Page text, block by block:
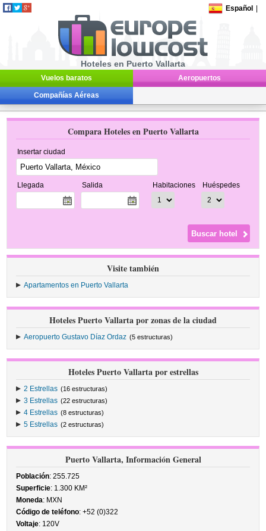
Español
Hoteles en Puerto Vallarta
Vuelos baratos Aeropuertos
Compañías Aéreas
Compara Hoteles en Puerto Vallarta
Insertar ciudad
Llegada Salida Habitaciones Huéspedes
Visite también
Apartamentos en Puerto Vallarta
Hoteles Puerto Vallarta por zonas de la ciudad
Aeropuerto Gustavo Díaz Ordaz (5 estructuras)
Hoteles Puerto Vallarta por estrellas
2 Estrellas (16 estructuras)
3 Estrellas (22 estructuras)
4 Estrellas (8 estructuras)
5 Estrellas (2 estructuras)
Puerto Vallarta, Información General
Población: 255.725
Superficie: 1.300 KM²
Moneda: MXN
Código de teléfono: +52 (0)322
Voltaje: 120V